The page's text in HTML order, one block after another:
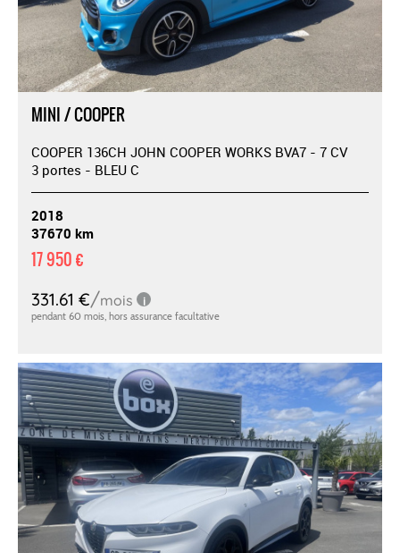
MINI / COOPER
COOPER 136CH JOHN COOPER WORKS BVA7 - 7 CV
3 portes - BLEU C
2018
37670 km
17 950 €